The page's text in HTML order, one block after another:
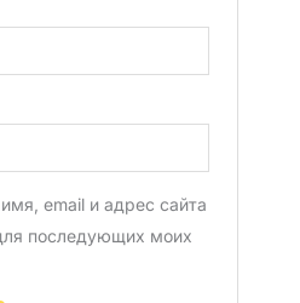
email и адрес сайта
последующих моих